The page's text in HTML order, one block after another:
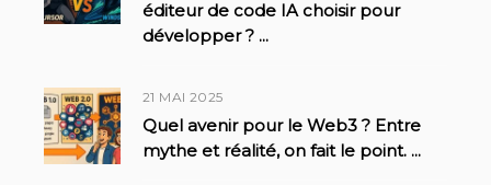
éditeur de code IA choisir pour
développer ? ...
21 MAI 2025
Quel avenir pour le Web3 ? Entre
mythe et réalité, on fait le point. ...